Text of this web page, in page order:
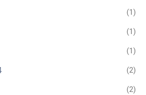
(1)
(1)
(1)
(2)
(2)